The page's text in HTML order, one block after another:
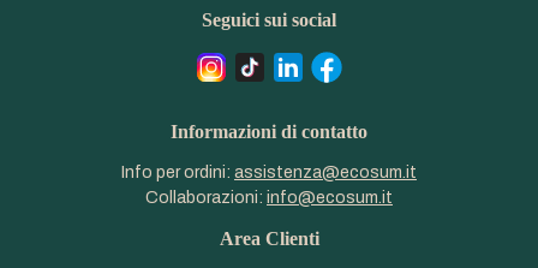
Seguici sui social
Informazioni di contatto
Info per ordini: assistenza@ecosum.it
Collaborazioni: info@ecosum.it
Area Clienti